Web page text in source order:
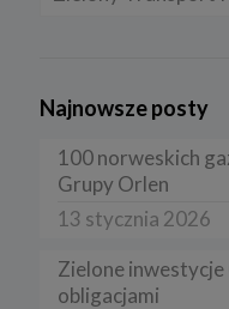
Najnowsze posty
100 norweskich
Grupy Orlen
13 stycznia 2026
Zielone
obligacjami